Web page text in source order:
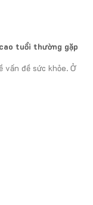
tuổi thường gặp
đề sức khỏe. Ở